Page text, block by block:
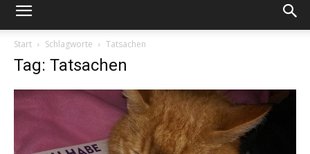
Start Schlagworte Tatsachen
Tag: Tatsachen